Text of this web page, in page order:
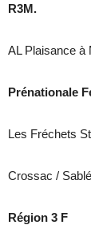
R3M.
AL Plaisance à
Prénationale
Les Fréchets
Crossac /
Région 3 F